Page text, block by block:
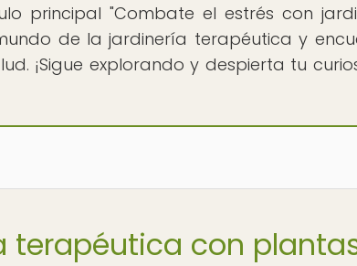
principal "Combate el estrés con
de la jardinería terapéutica y
¡Sigue explorando y despierta tu
terapéutica con